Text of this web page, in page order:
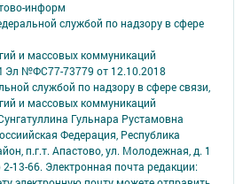
информ
службой по надзору в сфере
и массовых коммуникаций
Эл №ФС77-73779 от 12.10.2018
службой по надзору в сфере связи,
и массовых коммуникаций
Гульнара Рустамовна
Федерация, Республика
п.г.т. Апастово, ул. Молодежная, д. 1
13-66. Электронная почта редакции: